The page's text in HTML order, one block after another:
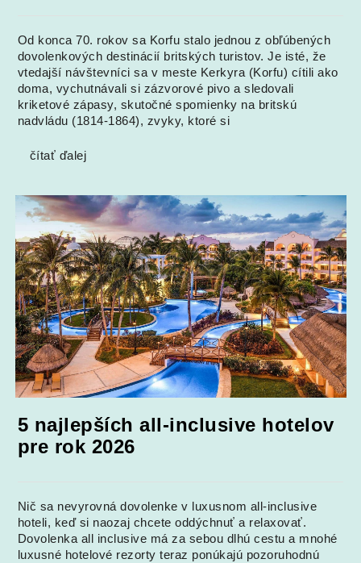
Od konca 70. rokov sa Korfu stalo jednou z obľúbených
dovolenkových destinácií britských turistov. Je isté, že
vtedajší návštevníci sa v meste Kerkyra (Korfu) cítili ako
doma, vychutnávali si zázvorové pivo a sledovali
kriketové zápasy, skutočné spomienky na britskú
nadvládu (1814-1864), zvyky, ktoré si
čítať ďalej
5 najlepších all-inclusive hotelov
pre rok 2026
Nič sa nevyrovná dovolenke v luxusnom all-inclusive
hoteli, keď si naozaj chcete oddýchnuť a relaxovať.
Dovolenka all inclusive má za sebou dlhú cestu a mnohé
luxusné hotelové rezorty teraz ponúkajú pozoruhodnú